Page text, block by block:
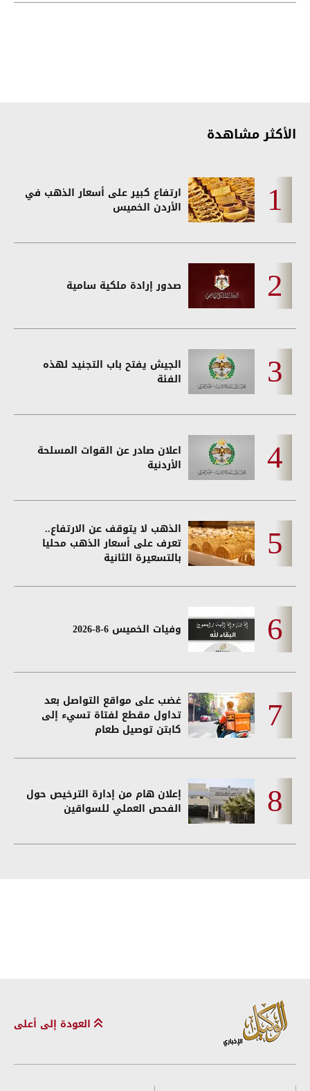
الأكثر مشاهدة
ارتفاع كبير على أسعار الذهب في
الأردن الخميس
صدور إرادة ملكية سامية
الجيش يفتح باب التجنيد لهذه
الفئة
اعلان صادر عن القوات المسلحة
الأردنية
الذهب لا يتوقف عن الارتفاع..
تعرف على أسعار الذهب محليا
بالتسعيرة الثانية
وفيات الخميس 6-8-2026
غضب على مواقع التواصل بعد
تداول مقطع لفتاة تسيء إلى
كابتن توصيل طعام
إعلان هام من إدارة الترخيص حول
الفحص العملي للسواقين
العودة إلى أعلى